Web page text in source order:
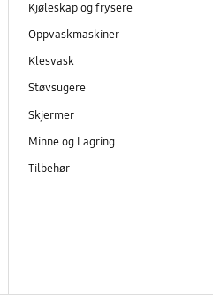
Kjøleskap og frysere
Oppvaskmaskiner
Klesvask
Støvsugere
Skjermer
Minne og Lagring
Tilbehør